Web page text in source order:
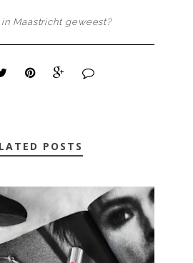
Maastricht geweest?
POSTS